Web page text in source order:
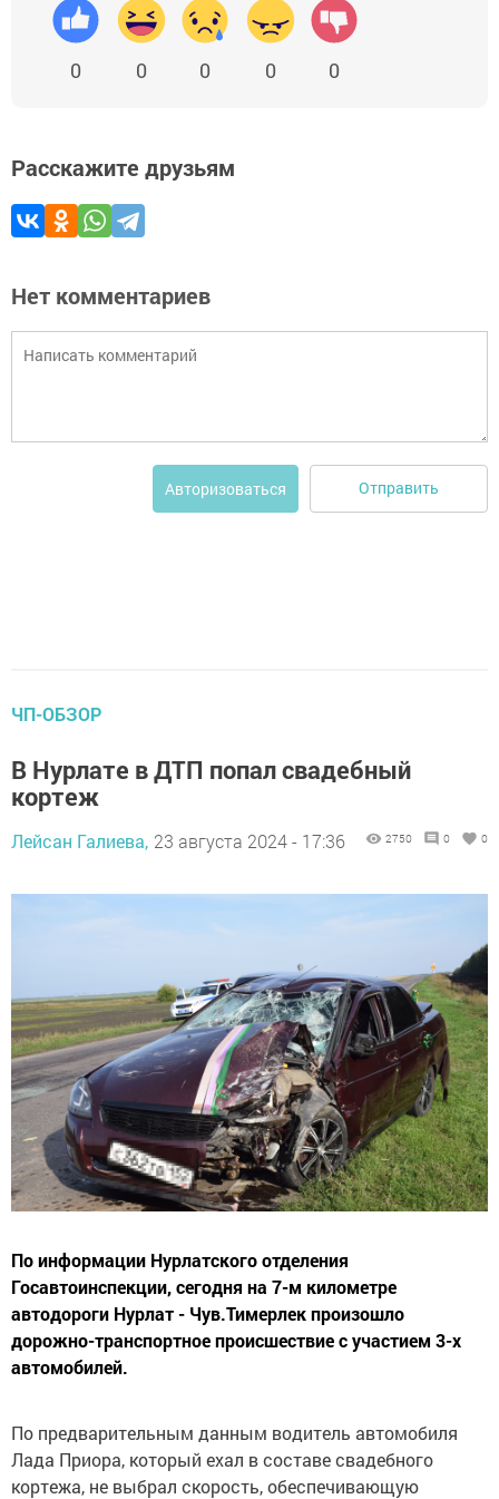
0 0 0 0 0
Расскажите друзьям
Нет комментариев
Авторизоваться Отправить
ЧП-ОБЗОР
В Нурлате в ДТП попал свадебный
кортеж
Лейсан Галиева, 23 августа 2024 - 17:36 2750 0 0
По информации Нурлатского отделения
Госавтоинспекции, сегодня на 7-м километре
автодороги Нурлат - Чув.Тимерлек произошло
дорожно-транспортное происшествие с участием 3-х
автомобилей.
По предварительным данным водитель автомобиля
Лада Приора, который ехал в составе свадебного
кортежа, не выбрал скорость, обеспечивающую